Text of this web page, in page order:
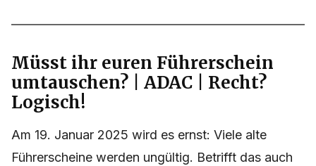
Müsst ihr euren Führerschein
umtauschen? | ADAC | Recht?
Logisch!
Am 19. Januar 2025 wird es ernst: Viele alte
Führerscheine werden ungültig. Betrifft das auch